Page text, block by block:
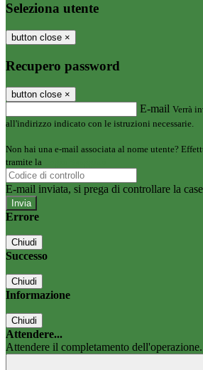
Seleziona utente
button close ×
Recupero password
button close ×
E-mail Verrà
all'indirizzo indicato con le istruzioni necessarie.
Non hai una e-mail associata al nome utente?
tramite la
E-mail inviata, si prega di controllare la
Errore
Chiudi
Successo
Chiudi
Informazione
Chiudi
Attendere...
Attendere il completamento